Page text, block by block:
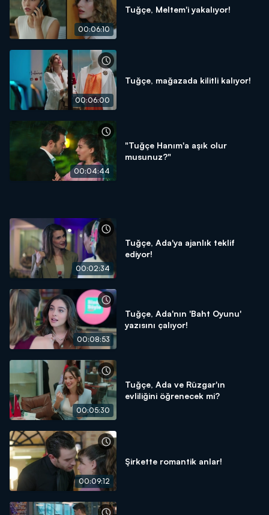
00:06:10
Tuğçe, Meltem'i yakalıyor!
00:06:00
Tuğçe, mağazada kilitli kalıyor!
00:04:44
"Tuğçe Hanım'a aşık olur
musunuz?"
00:02:34
Tuğçe, Ada'ya ajanlık teklif
ediyor!
00:08:53
Tuğçe, Ada'nın 'Baht Oyunu'
yazısını çalıyor!
00:05:30
Tuğçe, Ada ve Rüzgar'ın
evliliğini öğrenecek mi?
00:09:12
Şirkette romantik anlar!